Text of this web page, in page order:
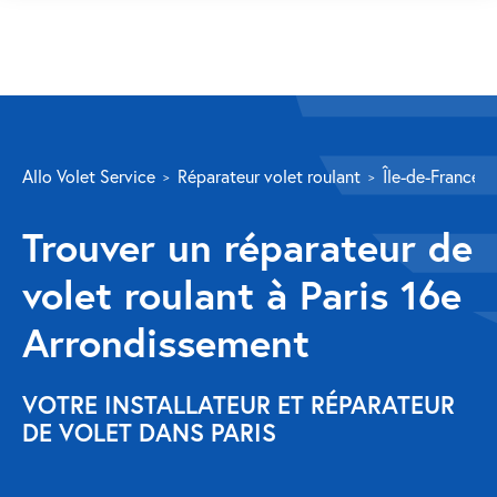
Volet roulant
Réparation
Volet roulant Velux
Au-delà de la fenêtre
Réparation store banne
Réparation portail
Allo Volet Service Réparateur volet roulant Île-de-France
Trouver un réparateur de
volet roulant à Paris 16e
Arrondissement
VOTRE INSTALLATEUR ET RÉPARATEUR
DE VOLET DANS PARIS